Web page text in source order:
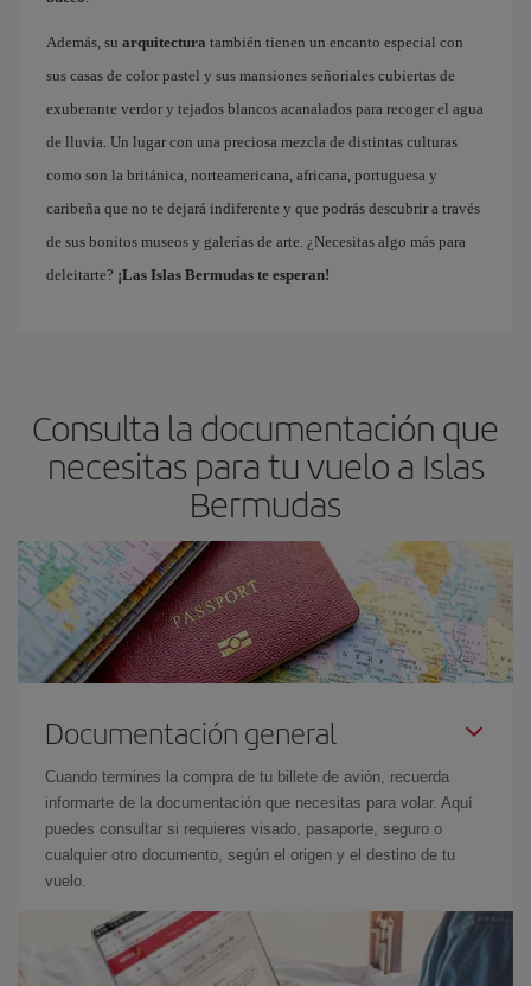
Además, su arquitectura también tienen un encanto especial con
sus casas de color pastel y sus mansiones señoriales cubiertas de
exuberante verdor y tejados blancos acanalados para recoger el agua
de lluvia. Un lugar con una preciosa mezcla de distintas culturas
como son la británica, norteamericana, africana, portuguesa y
caribeña que no te dejará indiferente y que podrás descubrir a través
de sus bonitos museos y galerías de arte. ¿Necesitas algo más para
deleitarte? ¡Las Islas Bermudas te esperan!
Consulta la documentación que
necesitas para tu vuelo a Islas
Bermudas
Documentación general
Cuando termines la compra de tu billete de avión, recuerda
informarte de la documentación que necesitas para volar. Aquí
puedes consultar si requieres visado, pasaporte, seguro o
cualquier otro documento, según el origen y el destino de tu
vuelo.